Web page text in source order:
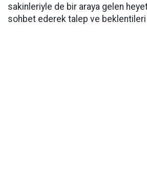
sakinleriyle de bir araya gelen
sohbet ederek talep ve beklentileri